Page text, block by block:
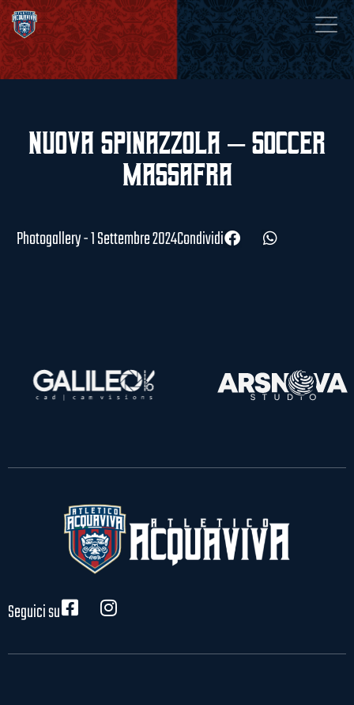
Nuova Spinazzola – Soccer
Massafra
Photogallery - 1 Settembre 2024Condividi
Seguici su